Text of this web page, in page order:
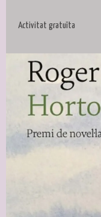
Activitat gratuïta